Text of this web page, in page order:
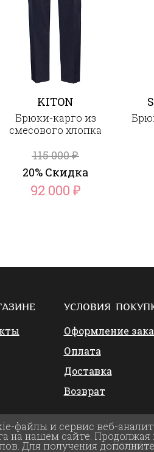
KITON
Брюки-карго из
смесового хлопка
115 000₽
20% Скидка
92 000 ₽
УСЛОВИЯ
Оформление
Оплата
Доставка
Возврат
файлы и сервис веб-
на нашем сайте.
Для получения